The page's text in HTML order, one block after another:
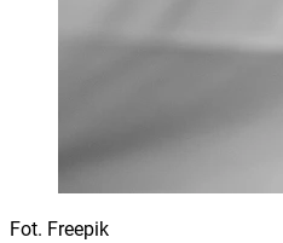
Fot. Freepik